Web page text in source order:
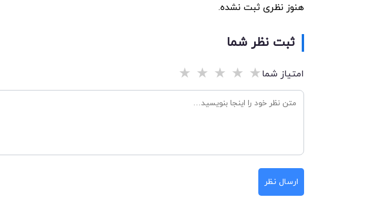
هنوز نظری ثبت نشده.
ثبت نظر شما
امتیاز شما★
★
★
★
★
ارسال نظر